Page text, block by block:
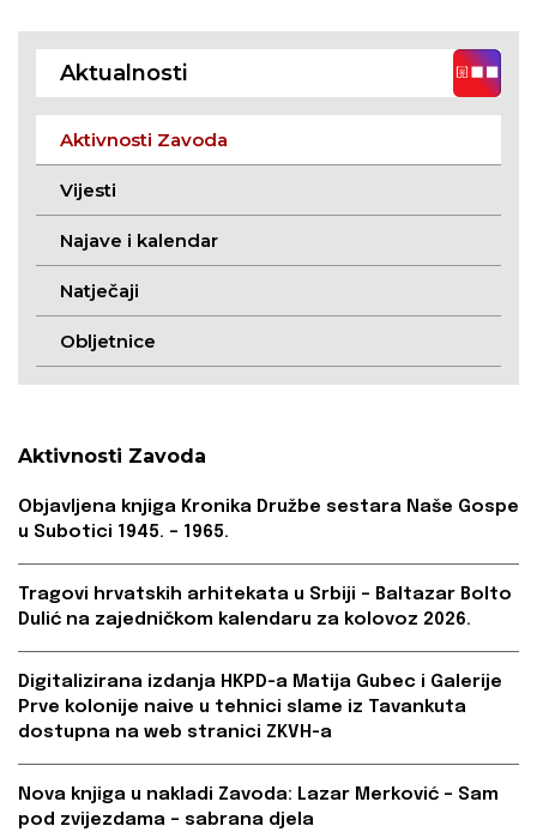
Aktualnosti
Aktivnosti Zavoda
Vijesti
Najave i kalendar
Natječaji
Obljetnice
Aktivnosti Zavoda
Objavljena knjiga Kronika Družbe sestara Naše Gospe
u Subotici 1945. – 1965.
Tragovi hrvatskih arhitekata u Srbiji – Baltazar Bolto
Dulić na zajedničkom kalendaru za kolovoz 2026.
Digitalizirana izdanja HKPD-a Matija Gubec i Galerije
Prve kolonije naive u tehnici slame iz Tavankuta
dostupna na web stranici ZKVH-a
Nova knjiga u nakladi Zavoda: Lazar Merković – Sam
pod zvijezdama – sabrana djela